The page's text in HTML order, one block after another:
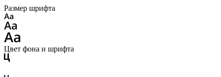
Размер шрифта
Цвет фона и шрифта